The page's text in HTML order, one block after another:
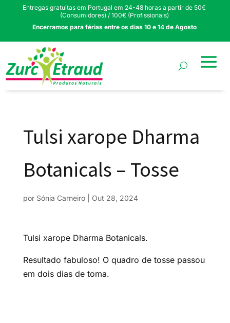
Entregas gratuitas em Portugal em 24-48 horas a partir de 50€
(Consumidores) / 100€ (Profissionais)
Encerramos para férias entre os dias 10 e 14 de Agosto
Tulsi xarope Dharma
Botanicals – Tosse
por Sónia Carneiro| Out 28, 2024
Tulsi xarope Dharma Botanicals.
Resultado fabuloso! O quadro de tosse passou
em dois dias de toma.